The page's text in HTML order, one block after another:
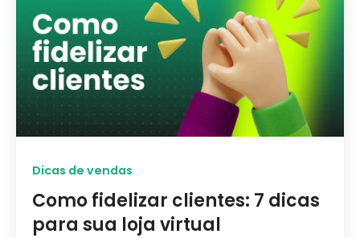
Dicas de vendas
Como fidelizar clientes: 7 dicas
para sua loja virtual